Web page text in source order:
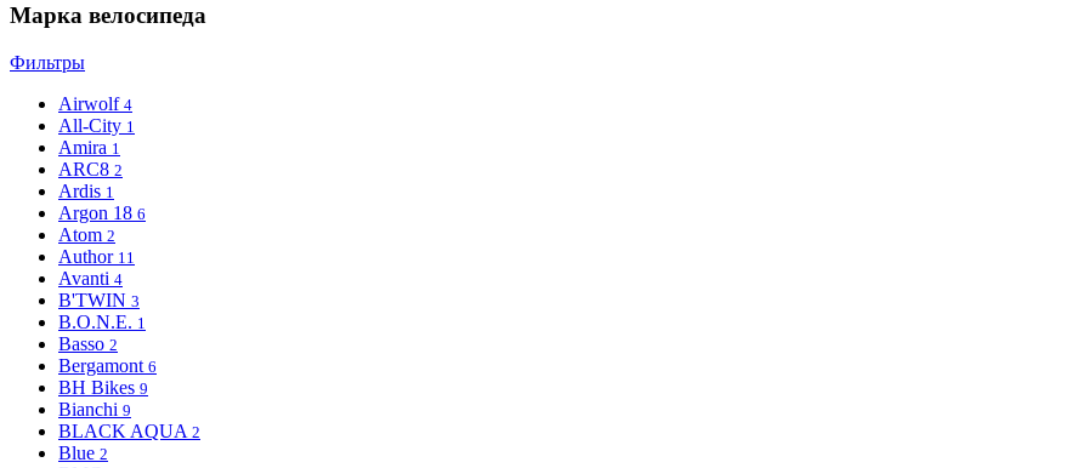
Марка велосипеда
Фильтры
Airwolf 4
All-City 1
Amira 1
ARC8 2
Ardis 1
Argon 18 6
Atom 2
Author 11
Avanti 4
B'TWIN 3
B.O.N.E. 1
Basso 2
Bergamont 6
BH Bikes 9
Bianchi 9
BLACK AQUA 2
Blue 2